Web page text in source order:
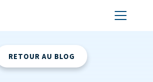
RETOUR AU BLOG